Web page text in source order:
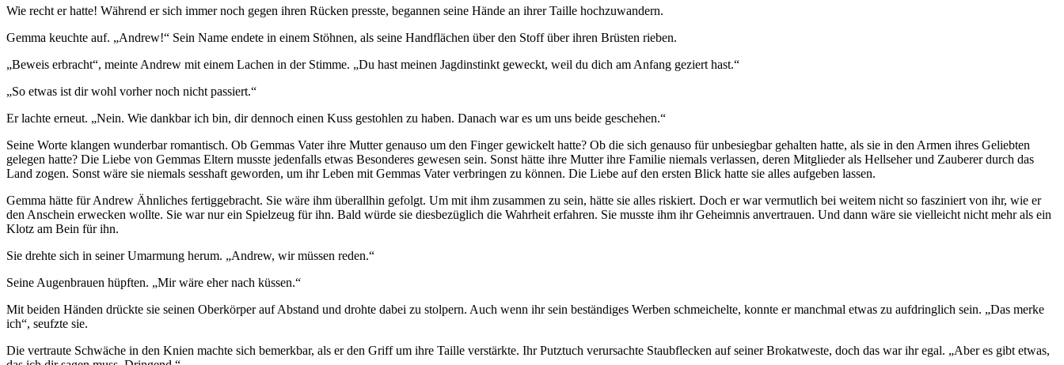
Wie recht er hatte! Während er sich immer noch gegen ihren Rücken presste, begannen seine Hände an ihrer Taille hochzuwandern.
Gemma keuchte auf. „Andrew!“ Sein Name endete in einem Stöhnen, als seine Handflächen über den Stoff über ihren Brüsten rieben.
„Beweis erbracht“, meinte Andrew mit einem Lachen in der Stimme. „Du hast meinen Jagdinstinkt geweckt, weil du dich am Anfang geziert hast.“
„So etwas ist dir wohl vorher noch nicht passiert.“
Er lachte erneut. „Nein. Wie dankbar ich bin, dir dennoch einen Kuss gestohlen zu haben. Danach war es um uns beide geschehen.“
Seine Worte klangen wunderbar romantisch. Ob Gemmas Vater ihre Mutter genauso um den Finger gewickelt hatte? Ob die sich genauso für unbesiegbar gehalten hatte, als sie in den Armen ihres Geliebten
gelegen hatte? Die Liebe von Gemmas Eltern musste jedenfalls etwas Besonderes gewesen sein. Sonst hätte ihre Mutter ihre Familie niemals verlassen, deren Mitglieder als Hellseher und Zauberer durch das
Land zogen. Sonst wäre sie niemals sesshaft geworden, um ihr Leben mit Gemmas Vater verbringen zu können. Die Liebe auf den ersten Blick hatte sie alles aufgeben lassen.
Gemma hätte für Andrew Ähnliches fertiggebracht. Sie wäre ihm überallhin gefolgt. Um mit ihm zusammen zu sein, hätte sie alles riskiert. Doch er war vermutlich bei weitem nicht so fasziniert von ihr, wie er
den Anschein erwecken wollte. Sie war nur ein Spielzeug für ihn. Bald würde sie diesbezüglich die Wahrheit erfahren. Sie musste ihm ihr Geheimnis anvertrauen. Und dann wäre sie vielleicht nicht mehr als ein
Klotz am Bein für ihn.
Sie drehte sich in seiner Umarmung herum. „Andrew, wir müssen reden.“
Seine Augenbrauen hüpften. „Mir wäre eher nach küssen.“
Mit beiden Händen drückte sie seinen Oberkörper auf Abstand und drohte dabei zu stolpern. Auch wenn ihr sein beständiges Werben schmeichelte, konnte er manchmal etwas zu aufdringlich sein. „Das merke
ich“, seufzte sie.
Die vertraute Schwäche in den Knien machte sich bemerkbar, als er den Griff um ihre Taille verstärkte. Ihr Putztuch verursachte Staubflecken auf seiner Brokatweste, doch das war ihr egal. „Aber es gibt etwas,